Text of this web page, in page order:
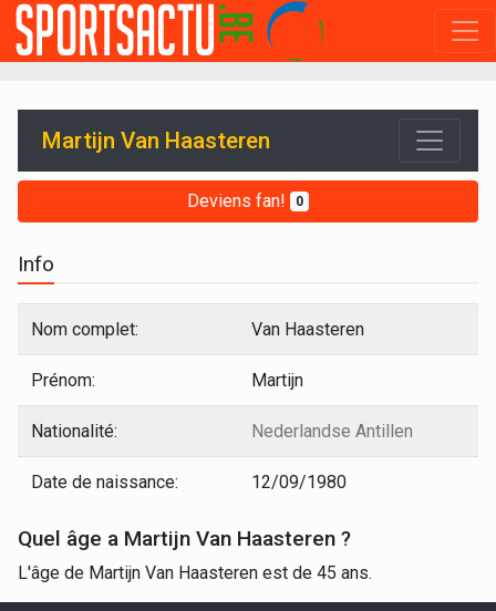
Martijn Van Haasteren
Deviens fan! 0
Info
Nom complet: Van Haasteren
Prénom: Martijn
Nationalité: Nederlandse Antillen
Date de naissance: 12/09/1980
Quel âge a Martijn Van Haasteren ?
L'âge de Martijn Van Haasteren est de 45 ans.